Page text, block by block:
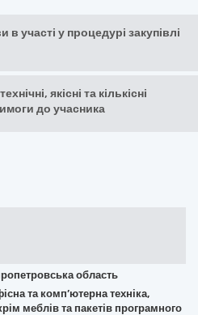
в участі у процедурі закупівлі
якісні та кількісні
до учасника
область
та комп’ютерна техніка,
меблів та пакетів програмного